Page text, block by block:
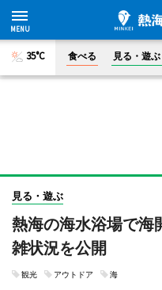
35°C 食べる 見る・遊ぶ
見る・遊ぶ
熱海の海水浴場で
雑状況を公開
観光 アウトドア 海